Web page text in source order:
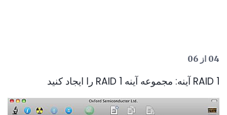
04 از 06
RAID 1 آینه: مجموعه آینه RAID 1 را ایجاد کنید